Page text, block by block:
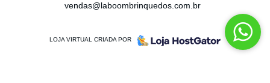
vendas@laboombrinquedos.com.br
LOJA VIRTUAL CRIADA POR